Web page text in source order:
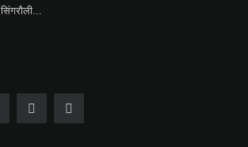
सिंगरौली...